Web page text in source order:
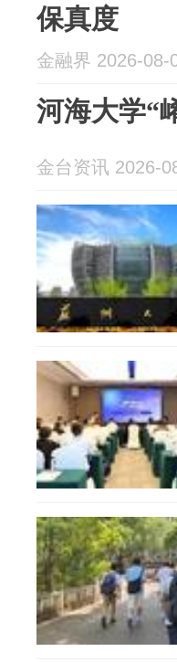
保真度
金融界 2026-08-
河海大学“
金台资讯 2026-